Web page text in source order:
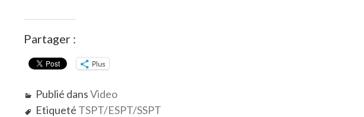
Partager :
Plus
Publié dansVideo
Etiqueté TSPT/ESPT/SSPT